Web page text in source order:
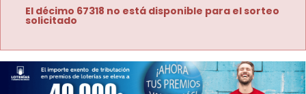
El décimo 67318 no está disponible para el sorteo
solicitado